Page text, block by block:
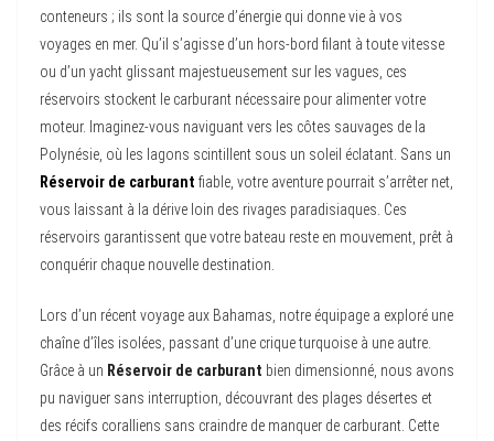
conteneurs ; ils sont la source d’énergie qui donne vie à vos
voyages en mer. Qu’il s’agisse d’un hors-bord filant à toute vitesse
ou d’un yacht glissant majestueusement sur les vagues, ces
réservoirs stockent le carburant nécessaire pour alimenter votre
moteur. Imaginez-vous naviguant vers les côtes sauvages de la
Polynésie, où les lagons scintillent sous un soleil éclatant. Sans un
Réservoir de carburant fiable, votre aventure pourrait s’arrêter net,
vous laissant à la dérive loin des rivages paradisiaques. Ces
réservoirs garantissent que votre bateau reste en mouvement, prêt à
conquérir chaque nouvelle destination.
Lors d’un récent voyage aux Bahamas, notre équipage a exploré une
chaîne d’îles isolées, passant d’une crique turquoise à une autre.
Grâce à un Réservoir de carburant bien dimensionné, nous avons
pu naviguer sans interruption, découvrant des plages désertes et
des récifs coralliens sans craindre de manquer de carburant. Cette